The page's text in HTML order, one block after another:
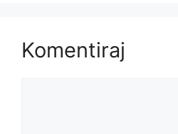
Komentiraj